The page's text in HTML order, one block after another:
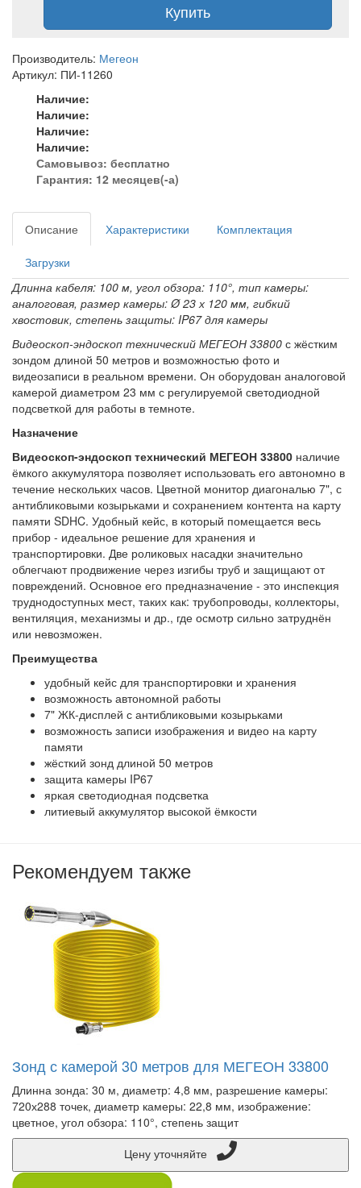
Купить
Производитель: Мегеон
Артикул: ПИ-11260
Наличие:
Наличие:
Наличие:
Наличие:
Самовывоз: бесплатно
Гарантия: 12 месяцев(-а)
Описание Характеристики Комплектация
Загрузки
Длинна кабеля: 100 м, угол обзора: 110°, тип камеры:
аналоговая, размер камеры: Ø 23 х 120 мм, гибкий
хвостовик, степень защиты: IP67 для камеры
Видеоскоп-эндоскоп технический МЕГЕОН 33800 с жёстким
зондом длиной 50 метров и возможностью фото и
видеозаписи в реальном времени. Он оборудован аналоговой
камерой диаметром 23 мм с регулируемой светодиодной
подсветкой для работы в темноте.
Назначение
Видеоскоп-эндоскоп технический МЕГЕОН 33800 наличие
ёмкого аккумулятора позволяет использовать его автономно в
течение нескольких часов. Цветной монитор диагональю 7", с
антибликовыми козырьками и сохранением контента на карту
памяти SDHC. Удобный кейс, в который помещается весь
прибор - идеальное решение для хранения и
транспортировки. Две роликовых насадки значительно
облегчают продвижение через изгибы труб и защищают от
повреждений. Основное его предназначение - это инспекция
труднодоступных мест, таких как: трубопроводы, коллекторы,
вентиляция, механизмы и др., где осмотр сильно затруднён
или невозможен.
Преимущества
удобный кейс для транспортировки и хранения
возможность автономной работы
7" ЖК-дисплей с антибликовыми козырьками
возможность записи изображения и видео на карту
памяти
жёсткий зонд длиной 50 метров
защита камеры IP67
яркая светодиодная подсветка
литиевый аккумулятор высокой ёмкости
Рекомендуем также
Зонд с камерой 30 метров для МЕГЕОН 33800
Длинна зонда: 30 м, диаметр: 4,8 мм, разрешение камеры:
720х288 точек, диаметр камеры: 22,8 мм, изображение:
цветное, угол обзора: 110°, степень защит